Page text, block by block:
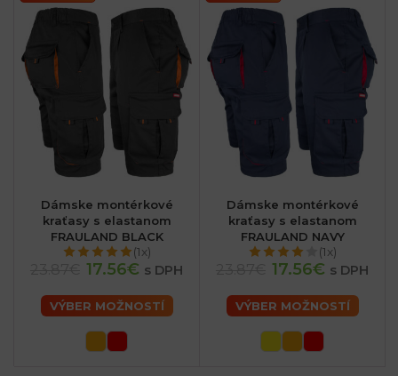
Dámske montérkové
kraťasy s elastanom
FRAULAND BLACK
(1x)
17.56€ s DPH
VÝBER MOŽNOSTÍ
Dámske montérkové
kraťasy s elastanom
FRAULAND NAVY
(1x)
17.56€ s DPH
VÝBER MOŽNOSTÍ